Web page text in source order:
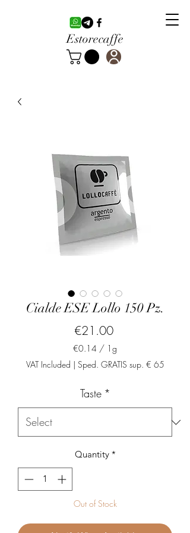
Estorecaffe
Cialde ESE Lollo 150 Pz.
€21.00Price
€0.14 / 1g
€0.14
per
Gram
VAT Included | Sped. GRATIS sup. € 65
Taste *
Quantity *
Out of Stock